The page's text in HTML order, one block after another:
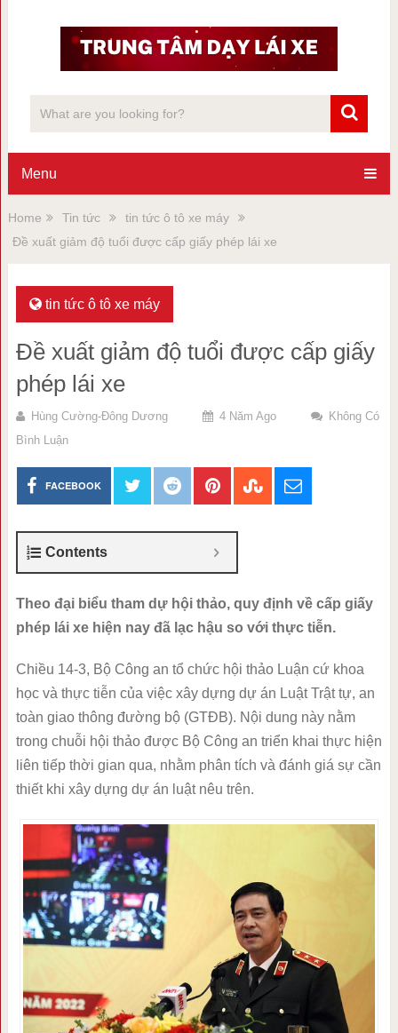
Menu
Home Tin tức
tin tức ô tô xe máy
Đề xuất giảm độ tuổi được cấp giấy phép lái xe
tin tức ô tô xe máy
Đề xuất giảm độ tuổi được cấp giấy
phép lái xe
Hùng Cường-Đông Dương 4 Năm Ago
Không Có
Bình Luận
FACEBOOK
Contents
Theo đại biểu tham dự hội thảo, quy định về cấp giấy
phép lái xe hiện nay đã lạc hậu so với thực tiễn.
Chiều 14-3, Bộ Công an tổ chức hội thảo Luận cứ khoa
học và thực tiễn của việc xây dựng dự án Luật Trật tự, an
toàn giao thông đường bộ (GTĐB). Nội dung này nằm
trong chuỗi hội thảo được Bộ Công an triển khai thực hiện
liên tiếp thời gian qua, nhằm phân tích và đánh giá sự cần
thiết khi xây dựng dự án luật nêu trên.